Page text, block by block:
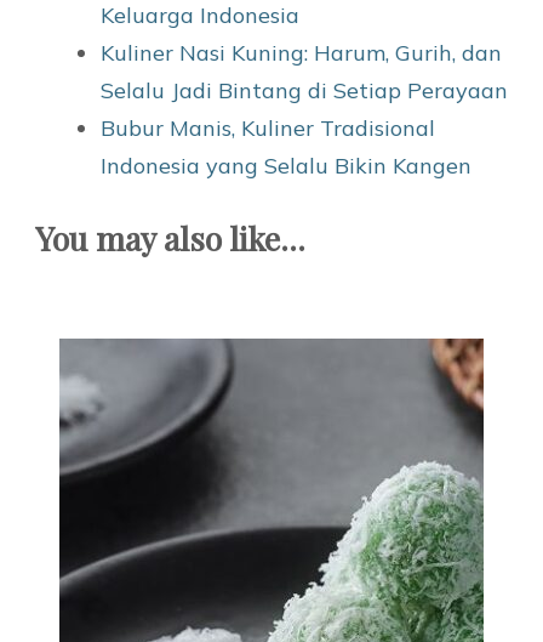
Keluarga Indonesia
Kuliner Nasi Kuning: Harum, Gurih, dan
Selalu Jadi Bintang di Setiap Perayaan
Bubur Manis, Kuliner Tradisional
Indonesia yang Selalu Bikin Kangen
You may also like...